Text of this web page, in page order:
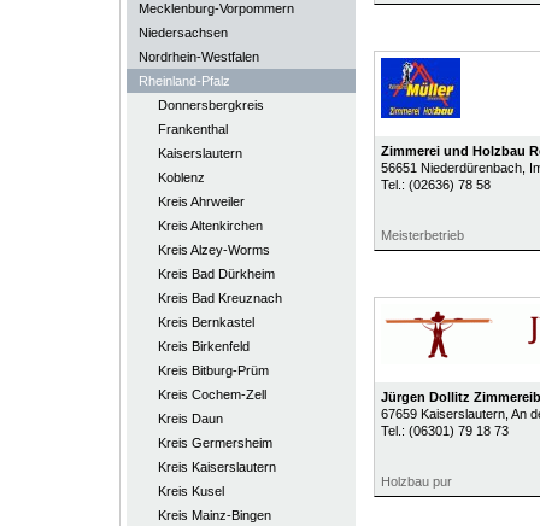
Mecklenburg-Vorpommern
Niedersachsen
Nordrhein-Westfalen
Rheinland-Pfalz
Donnersbergkreis
Frankenthal
Kaiserslautern
Koblenz
Kreis Ahrweiler
Kreis Altenkirchen
Kreis Alzey-Worms
Kreis Bad Dürkheim
Kreis Bad Kreuznach
Kreis Bernkastel
Kreis Birkenfeld
Kreis Bitburg-Prüm
Kreis Cochem-Zell
Kreis Daun
Kreis Germersheim
Kreis Kaiserslautern
Kreis Kusel
Kreis Mainz-Bingen
Zimmerei und Holzbau
56651 Niederdürenbach,
Tel.: (02636) 78 58
Meisterbetrieb
Jürgen Dollitz
67659 Kaiserslautern, An
Tel.: (06301) 79 18 73
Holzbau pur